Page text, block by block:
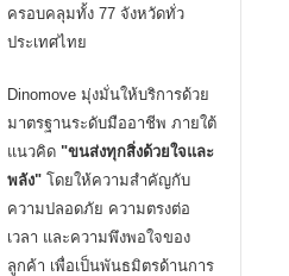
ครอบคลุมทั้ง 77 จังหวัดทั่ว
ประเทศไทย
Dinomove มุ่งมั่นให้บริการด้วย
มาตรฐานระดับมืออาชีพ ภายใต้
แนวคิด "ขนส่งทุกสิ่งด้วยใจและ
พลัง" โดยให้ความสำคัญกับ
ความปลอดภัย ความตรงต่อ
เวลา และความพึงพอใจของ
ลูกค้า เพื่อเป็นพันธมิตรด้านการ